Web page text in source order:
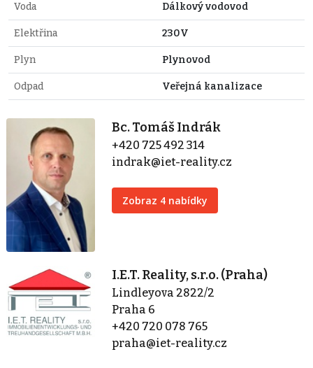
Voda Dálkový vodovod
Elektřina 230V
Plyn Plynovod
Odpad Veřejná kanalizace
Bc. Tomáš Indrák
+420 725 492 314
indrak@iet-reality.cz
Zobraz 4 nabídky
I.E.T. Reality, s.r.o. (Praha)
Lindleyova 2822/2
Praha 6
+420 720 078 765
praha@iet-reality.cz